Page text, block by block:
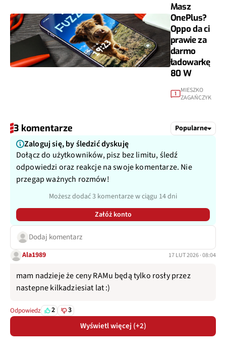
Masz
OnePlus?
Oppo da ci
prawie za
darmo
ładowarkę
80 W
1
MIESZKO
ZAGAŃCZYK
3 komentarze Popularne
Zaloguj się, by śledzić dyskuję
Dołącz do użytkowników, pisz bez limitu, śledź
odpowiedzi oraz reakcje na swoje komentarze. Nie
przegap ważnych rozmów!
Możesz dodać 3 komentarze w ciągu 14 dni
Załóż konto
Dodaj komentarz
Ala1989 17 LUT 2026 · 08:04
mam nadzieje że ceny RAMu będą tylko rosły przez
nastepne kilkadziesiat lat :)
Odpowiedz 2 3
Wyświetl więcej (+2)